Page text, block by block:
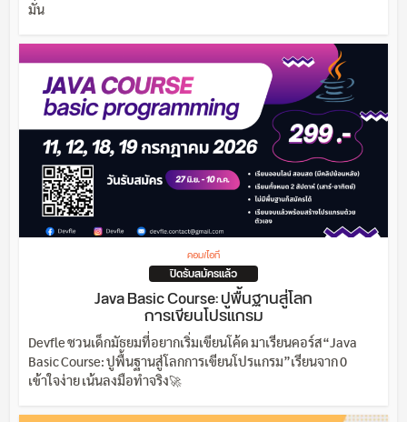
มั่น
คอม/ไอที
ปิดรับสมัครแล้ว
Java Basic Course: ปูพื้นฐานสู่โลก
การเขียนโปรแกรม
Devfle ชวนเด็กมัธยมที่อยากเริ่มเขียนโค้ด มาเรียนคอร์ส“Java
Basic Course: ปูพื้นฐานสู่โลกการเขียนโปรแกรม”เรียนจาก 0
เข้าใจง่าย เน้นลงมือทำจริง🚀